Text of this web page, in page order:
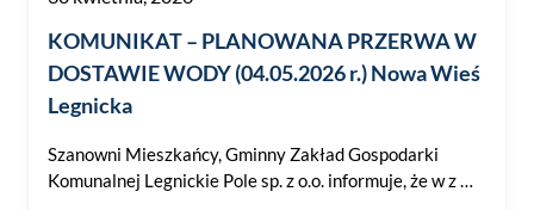
KOMUNIKAT – PLANOWANA PRZERWA W
DOSTAWIE WODY (04.05.2026 r.) Nowa Wieś
Legnicka
Szanowni Mieszkańcy, Gminny Zakład Gospodarki
Komunalnej Legnickie Pole sp. z o.o. informuje, że w z …